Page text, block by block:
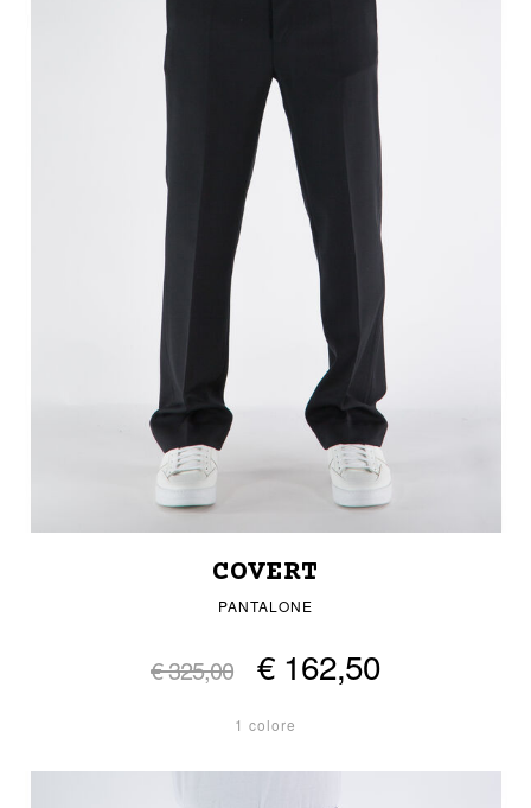
COVERT
PANTALONE
€ 325,00 € 162,50
1 colore